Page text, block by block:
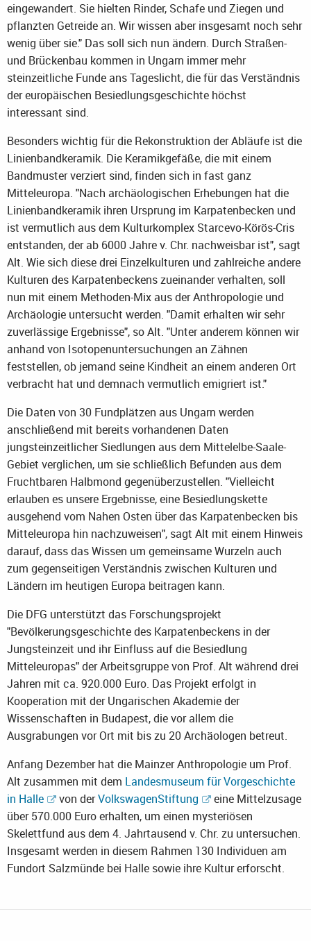
eingewandert. Sie hielten Rinder, Schafe und Ziegen und
pflanzten Getreide an. Wir wissen aber insgesamt noch sehr
wenig über sie." Das soll sich nun ändern. Durch Straßen-
und Brückenbau kommen in Ungarn immer mehr
steinzeitliche Funde ans Tageslicht, die für das Verständnis
der europäischen Besiedlungsgeschichte höchst
interessant sind.
Besonders wichtig für die Rekonstruktion der Abläufe ist die
Linienbandkeramik. Die Keramikgefäße, die mit einem
Bandmuster verziert sind, finden sich in fast ganz
Mitteleuropa. "Nach archäologischen Erhebungen hat die
Linienbandkeramik ihren Ursprung im Karpatenbecken und
ist vermutlich aus dem Kulturkomplex Starcevo-Körös-Cris
entstanden, der ab 6000 Jahre v. Chr. nachweisbar ist", sagt
Alt. Wie sich diese drei Einzelkulturen und zahlreiche andere
Kulturen des Karpatenbeckens zueinander verhalten, soll
nun mit einem Methoden-Mix aus der Anthropologie und
Archäologie untersucht werden. "Damit erhalten wir sehr
zuverlässige Ergebnisse", so Alt. "Unter anderem können wir
anhand von Isotopenuntersuchungen an Zähnen
feststellen, ob jemand seine Kindheit an einem anderen Ort
verbracht hat und demnach vermutlich emigriert ist."
Die Daten von 30 Fundplätzen aus Ungarn werden
anschließend mit bereits vorhandenen Daten
jungsteinzeitlicher Siedlungen aus dem Mittelelbe-Saale-
Gebiet verglichen, um sie schließlich Befunden aus dem
Fruchtbaren Halbmond gegenüberzustellen. "Vielleicht
erlauben es unsere Ergebnisse, eine Besiedlungskette
ausgehend vom Nahen Osten über das Karpatenbecken bis
Mitteleuropa hin nachzuweisen", sagt Alt mit einem Hinweis
darauf, dass das Wissen um gemeinsame Wurzeln auch
zum gegenseitigen Verständnis zwischen Kulturen und
Ländern im heutigen Europa beitragen kann.
Die DFG unterstützt das Forschungsprojekt
"Bevölkerungsgeschichte des Karpatenbeckens in der
Jungsteinzeit und ihr Einfluss auf die Besiedlung
Mitteleuropas" der Arbeitsgruppe von Prof. Alt während drei
Jahren mit ca. 920.000 Euro. Das Projekt erfolgt in
Kooperation mit der Ungarischen Akademie der
Wissenschaften in Budapest, die vor allem die
Ausgrabungen vor Ort mit bis zu 20 Archäologen betreut.
Anfang Dezember hat die Mainzer Anthropologie um Prof.
Alt zusammen mit dem Landesmuseum für Vorgeschichte
in Halle
von derVolkswagenStiftung
eine Mittelzusage
über 570.000 Euro erhalten, um einen mysteriösen
Skelettfund aus dem 4. Jahrtausend v. Chr. zu untersuchen.
Insgesamt werden in diesem Rahmen 130 Individuen am
Fundort Salzmünde bei Halle sowie ihre Kultur erforscht.